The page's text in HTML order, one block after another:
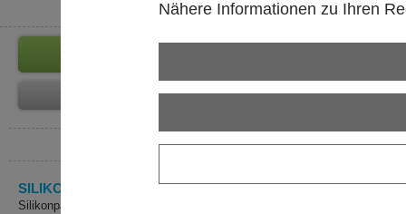
SILIKONPAPIERE
Silikonpapier findet sich im täglichen Gebrauch häufig zum Schutz von
Nähere Informationen zu Ihren